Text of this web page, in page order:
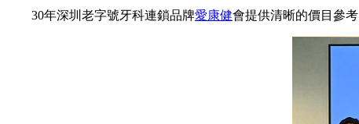
30年深圳老字號牙科連鎖品牌愛康健會提供清晰的價目參